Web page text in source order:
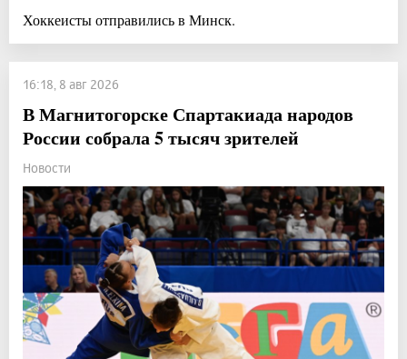
Хоккеисты отправились в Минск.
16:18, 8 авг 2026
В Магнитогорске Спартакиада народов
России собрала 5 тысяч зрителей
Новости